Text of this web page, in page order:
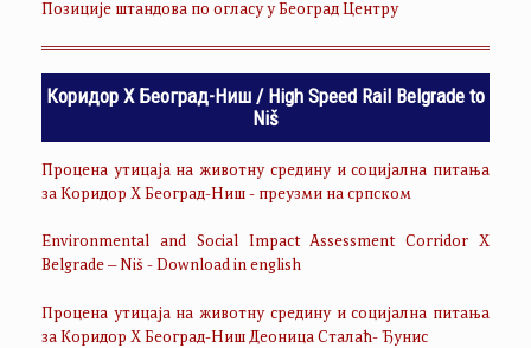
Позиције штандова по огласу у Београд Центру
Коридор Х Београд-Ниш / High Speed Rail Belgrade to
Niš
Процена утицаја на животну средину и социјална питања
за Коридор Х Београд-Ниш - преузми на српском
Environmental and Social Impact Assessment Corridor X
Belgrade – Niš - Download in english
Процена утицаја на животну средину и социјална питања
за Коридор Х Београд-Ниш Деоница Сталаћ- Ђунис